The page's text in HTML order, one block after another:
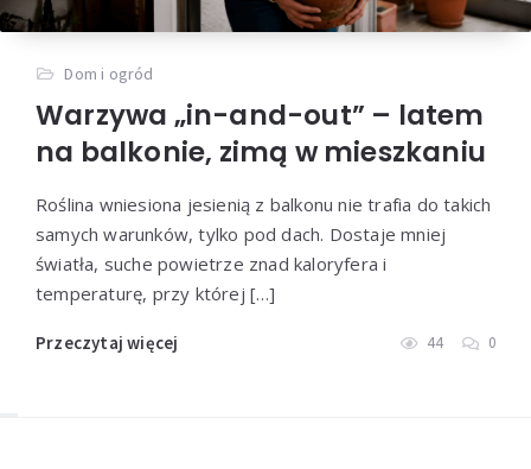
Dom i ogród
Warzywa „in-and-out” – latem
na balkonie, zimą w mieszkaniu
Roślina wniesiona jesienią z balkonu nie trafia do takich
samych warunków, tylko pod dach. Dostaje mniej
światła, suche powietrze znad kaloryfera i
temperaturę, przy której […]
Przeczytaj więcej 44 0